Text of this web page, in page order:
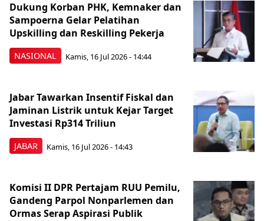
NASIONAL
Dukung Korban PHK, Kemnaker dan
Sampoerna Gelar Pelatihan
Upskilling dan Reskilling Pekerja
Kamis, 16 Jul 2026 - 14:44
JABAR
Jabar Tawarkan Insentif Fiskal dan
Jaminan Listrik untuk Kejar Target
Investasi Rp314 Triliun
Kamis, 16 Jul 2026 - 14:43
Komisi II DPR Pertajam RUU Pemilu,
Gandeng Parpol Nonparlemen dan
Ormas Serap Aspirasi Publik